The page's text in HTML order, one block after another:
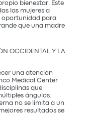
bienestar. Este
las mujeres a
oportunidad para
que una madre
OCCIDENTAL Y LA
una atención
Medical Center
que
ángulos.
no se limita a un
resultados se